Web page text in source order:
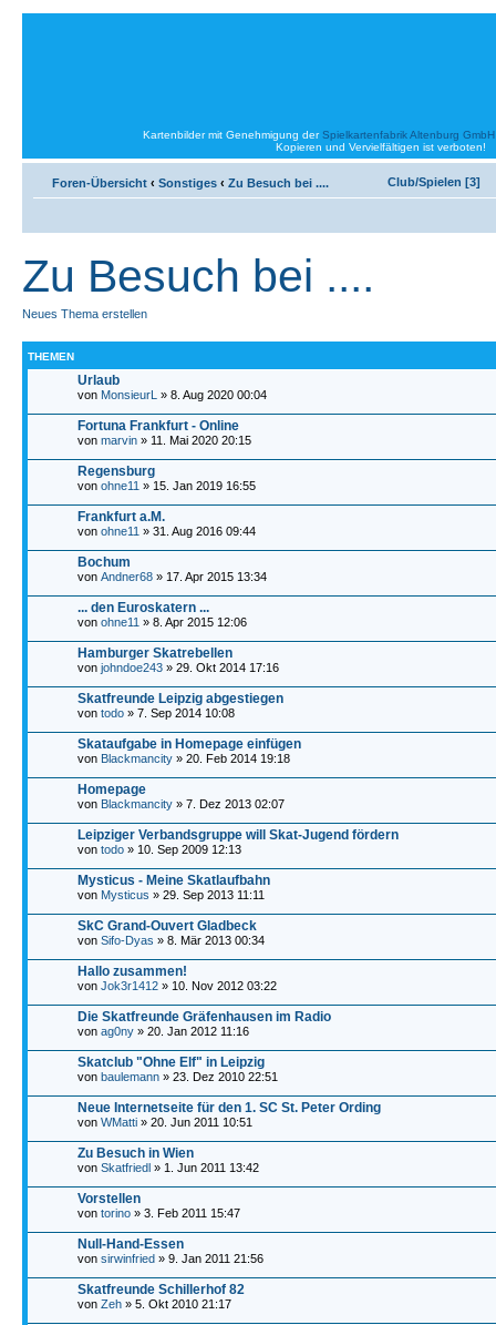
Kartenbilder mit Genehmigung derSpielkartenfabrik Altenburg GmbH
Kopieren und Vervielfältigen ist verboten!
Foren-Übersicht ‹ Sonstiges ‹ Zu Besuch bei .... Club/Spielen [3]
Zu Besuch bei ....
Neues Thema erstellen
THEMEN
Urlaub
von MonsieurL » 8. Aug 2020 00:04
Fortuna Frankfurt - Online
von marvin » 11. Mai 2020 20:15
Regensburg
von ohne11 » 15. Jan 2019 16:55
Frankfurt a.M.
von ohne11 » 31. Aug 2016 09:44
Bochum
von Andner68 » 17. Apr 2015 13:34
... den Euroskatern ...
von ohne11 » 8. Apr 2015 12:06
Hamburger Skatrebellen
von johndoe243 » 29. Okt 2014 17:16
Skatfreunde Leipzig abgestiegen
von todo » 7. Sep 2014 10:08
Skataufgabe in Homepage einfügen
von Blackmancity » 20. Feb 2014 19:18
Homepage
von Blackmancity » 7. Dez 2013 02:07
Leipziger Verbandsgruppe will Skat-Jugend fördern
von todo » 10. Sep 2009 12:13
Mysticus - Meine Skatlaufbahn
von Mysticus » 29. Sep 2013 11:11
SkC Grand-Ouvert Gladbeck
von Sifo-Dyas » 8. Mär 2013 00:34
Hallo zusammen!
von Jok3r1412 » 10. Nov 2012 03:22
Die Skatfreunde Gräfenhausen im Radio
von ag0ny » 20. Jan 2012 11:16
Skatclub "Ohne Elf" in Leipzig
von baulemann » 23. Dez 2010 22:51
Neue Internetseite für den 1. SC St. Peter Ording
von WMatti » 20. Jun 2011 10:51
Zu Besuch in Wien
von Skatfriedl » 1. Jun 2011 13:42
Vorstellen
von torino » 3. Feb 2011 15:47
Null-Hand-Essen
von sirwinfried » 9. Jan 2011 21:56
Skatfreunde Schillerhof 82
von Zeh » 5. Okt 2010 21:17